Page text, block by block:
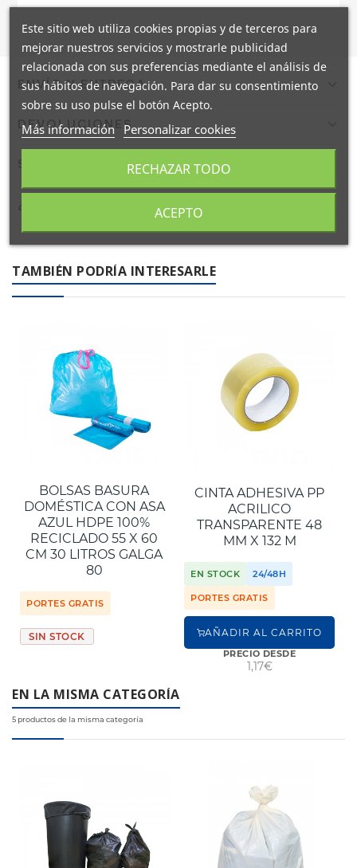
ENVÍO Y ENTREGA
Confirmamos el envío en 24/48h a España peninsular con
DHL. Portes gratis a pie de calle mediante agencia TSB.
Envíos internacionales en 9 días laborables.
DEVOLUCIONES
Dispones de 14 días naturales para devolver tu pedido. El
producto debe estar en las mismas condiciones en que
fue recibido. El reembolso se realizará en un máximo de
SOSTENIBILIDAD
En Coplasem apostamos por materiales reciclables,
biodegradables y compostables. Adaptamos nuestra
fabricación para ofrecer envases y embalajes respetuosos
con el medio ambiente.
Contacta con nuestro equipo de expertos en embalaje
industrial. Llámanos al+34 944 545 022o escríbenos por
WhatsApp .
TAMBIÉN PODRÍA INTERESARLE
BOLSAS BASURA
DOMÉSTICA CON ASA
AZUL HDPE 100%
RECICLADO 55 X 60
CM 30 LITROS GALGA
80
PORTES GRATIS
SIN STOCK
CINTA ADHESIVA PP
ACRILICO
TRANSPARENTE 48
MM X 132 M
EN STOCK 24/48H
PORTES GRATIS
AÑADIR AL CARRITO
PRECIO DESDE
1,17€
EN LA MISMA CATEGORÍA
5 productos de la misma categoría
Este sitio web utiliza cookies propias y de terceros para
mejorar nuestros servicios y mostrarle publicidad
relacionada con sus preferencias mediante el análisis de
sus hábitos de navegación. Para dar su consentimiento
sobre su uso pulse el botón Acepto.
Más información Personalizar cookies
RECHAZAR TODO
ACEPTO